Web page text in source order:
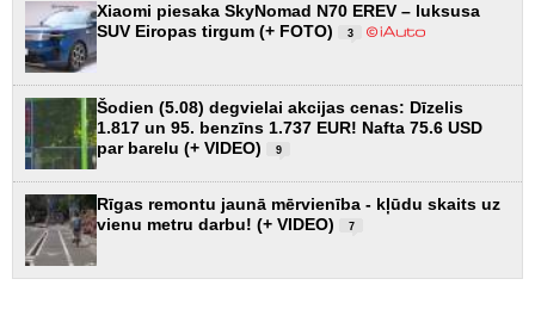
Xiaomi piesaka SkyNomad N70 EREV – luksusa
SUV Eiropas tirgum (+ FOTO)
3
Šodien (5.08) degvielai akcijas cenas: Dīzelis
1.817 un 95. benzīns 1.737 EUR! Nafta 75.6 USD
par barelu (+ VIDEO)
9
Rīgas remontu jaunā mērvienība - kļūdu skaits uz
vienu metru darbu! (+ VIDEO)
7